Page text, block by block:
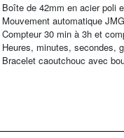
Boîte de 42mm en acier poli
Mouvement automatique
Compteur 30 min à 3h et
Heures, minutes, secondes,
Bracelet caoutchouc avec